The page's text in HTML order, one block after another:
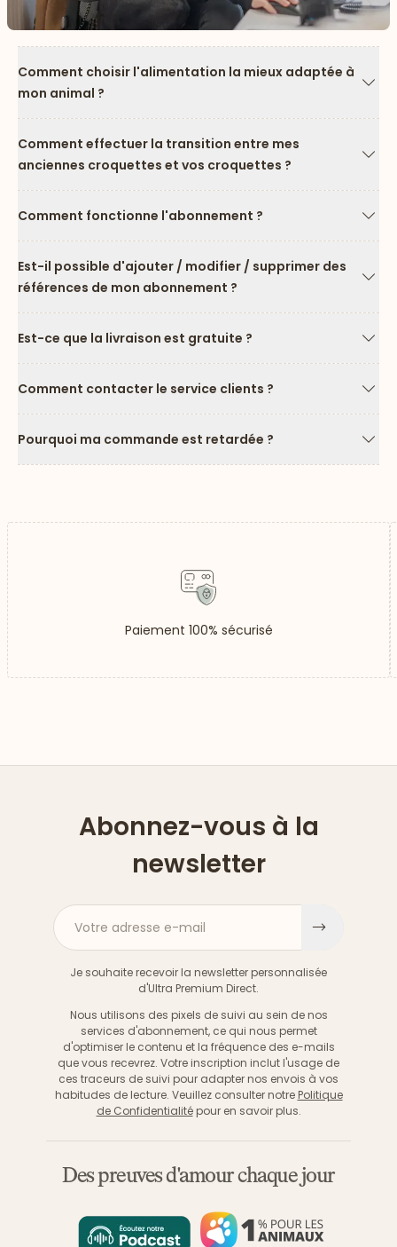
Comment choisir l'alimentation la mieux adaptée à
mon animal ?
Comment effectuer la transition entre mes
anciennes croquettes et vos croquettes ?
Comment fonctionne l'abonnement ?
Est-il possible d'ajouter / modifier / supprimer des
références de mon abonnement ?
Est-ce que la livraison est gratuite ?
Comment contacter le service clients ?
Pourquoi ma commande est retardée ?
Paiement 100% sécurisé
Abonnez-vous à la
newsletter
Votre adresse e-mail
Je souhaite recevoir la newsletter personnalisée
d'Ultra Premium Direct.
Nous utilisons des pixels de suivi au sein de nos
services d'abonnement, ce qui nous permet
d'optimiser le contenu et la fréquence des e-mails
que vous recevrez. Votre inscription inclut l'usage de
ces traceurs de suivi pour adapter nos envois à vos
habitudes de lecture. Veuillez consulter notre Politique
de Confidentialitépour en savoir plus.
Des preuves d'amour chaque jour